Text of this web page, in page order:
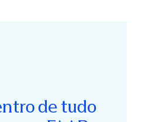
de tudo